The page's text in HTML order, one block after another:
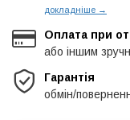
докладніше →
Оплата при
або іншим
Гарантія
обмін/